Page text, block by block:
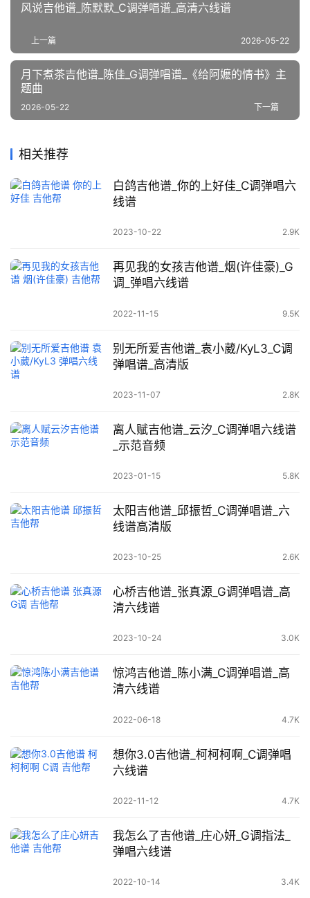
风说吉他谱_陈默默_C调弹唱谱_高清六线谱
上一篇 2026-05-22
月下煮茶吉他谱_陈佳_G调弹唱谱_《给阿嬷的情书》主
题曲
下一篇
2026-05-22
相关推荐
白鸽吉他谱_你的上好佳_C调弹唱六
线谱
2023-10-22 2.9K
再见我的女孩吉他谱_烟(许佳豪)_G
调_弹唱六线谱
2022-11-15 9.5K
别无所爱吉他谱_袁小葳/KyL3_C调
弹唱谱_高清版
2023-11-07 2.8K
离人赋吉他谱_云汐_C调弹唱六线谱
_示范音频
2023-01-15 5.8K
太阳吉他谱_邱振哲_C调弹唱谱_六
线谱高清版
2023-10-25 2.6K
心桥吉他谱_张真源_G调弹唱谱_高
清六线谱
2023-10-24 3.0K
惊鸿吉他谱_陈小满_C调弹唱谱_高
清六线谱
2022-06-18 4.7K
想你3.0吉他谱_柯柯柯啊_C调弹唱
六线谱
2022-11-12 4.7K
我怎么了吉他谱_庄心妍_G调指法_
弹唱六线谱
2022-10-14 3.4K